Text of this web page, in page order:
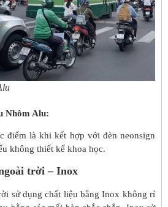
Nhôm Alu:
điểm là khi kết hợp với đèn neonsign
không thiết kế khoa học.
trời – Inox
sử dụng chất liệu bằng Inox không rỉ